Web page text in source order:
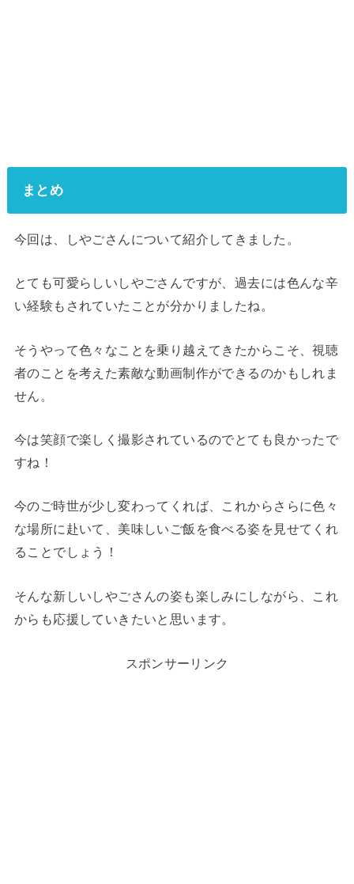
まとめ
今回は、しやごさんについて紹介してきました。
とても可愛らしいしやごさんですが、過去には色んな辛
い経験もされていたことが分かりましたね。
そうやって色々なことを乗り越えてきたからこそ、視聴
者のことを考えた素敵な動画制作ができるのかもしれま
せん。
今は笑顔で楽しく撮影されているのでとても良かったで
すね！
今のご時世が少し変わってくれば、これからさらに色々
な場所に赴いて、美味しいご飯を食べる姿を見せてくれ
ることでしょう！
そんな新しいしやごさんの姿も楽しみにしながら、これ
からも応援していきたいと思います。
スポンサーリンク